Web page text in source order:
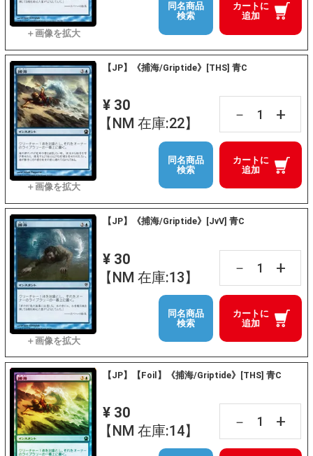
カートに
追加
同名商品
検索
【JP】《捕海/Griptide》[THS] 青C
¥ 30
【NM 在庫:22】
－ +
カートに
追加
同名商品
検索
【JP】《捕海/Griptide》[JvV] 青C
¥ 30
【NM 在庫:13】
－ +
カートに
追加
同名商品
検索
【JP】【Foil】《捕海/Griptide》[THS] 青C
¥ 30
【NM 在庫:14】
－ +